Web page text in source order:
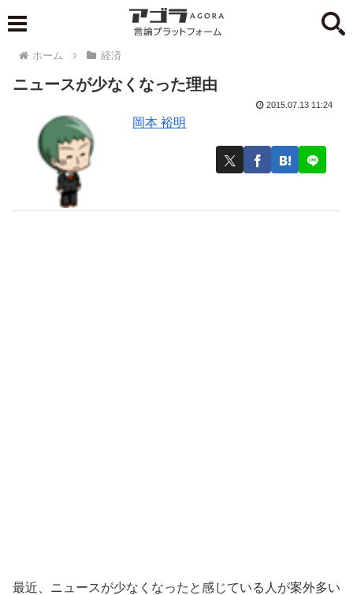
ホーム 経済
ニュースが少なくなった理由
岡本 裕明
2015.07.13 11:24
最近、ニュースが少なくなったと感じている人が案外多い